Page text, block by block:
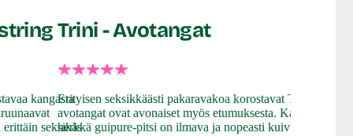
kangasta
seksikäs
Trini - Avotangat
Erityisen seksikkäästi pakaravakoa korostavat Trini-
avotangat ovat avonaiset myös etumuksesta. Kaunis ja
herkkä guipure-pitsi on ilmava ja nopeasti kuivuva